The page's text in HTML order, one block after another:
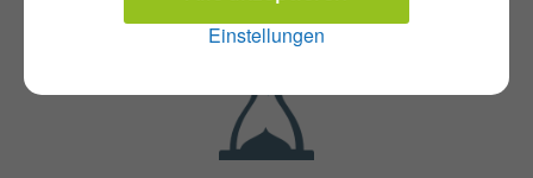
Einstellungen